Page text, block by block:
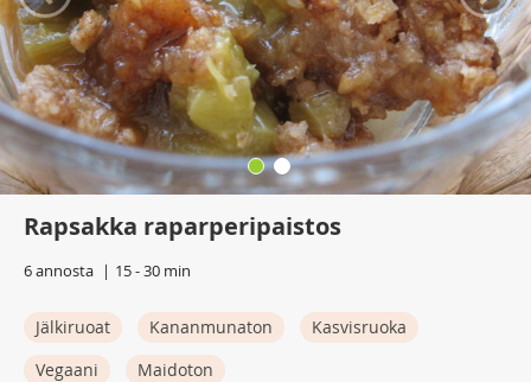
Rapsakka raparperipaistos
6 annosta 15 - 30 min
Jälkiruoat Kananmunaton
Kasvisruoka
Vegaani
Maidoton